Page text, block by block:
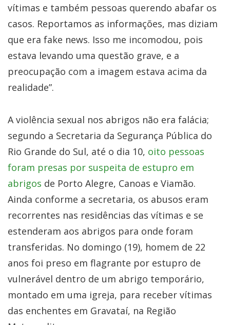
vítimas e também pessoas querendo abafar os
casos. Reportamos as informações, mas diziam
que era fake news. Isso me incomodou, pois
estava levando uma questão grave, e a
preocupação com a imagem estava acima da
realidade”.
A violência sexual nos abrigos não era falácia;
segundo a Secretaria da Segurança Pública do
Rio Grande do Sul, até o dia 10, oito pessoas
foram presas por suspeita de estupro em
abrigos de Porto Alegre, Canoas e Viamão.
Ainda conforme a secretaria, os abusos eram
recorrentes nas residências das vítimas e se
estenderam aos abrigos para onde foram
transferidas. No domingo (19), homem de 22
anos foi preso em flagrante por estupro de
vulnerável dentro de um abrigo temporário,
montado em uma igreja, para receber vítimas
das enchentes em Gravataí, na Região